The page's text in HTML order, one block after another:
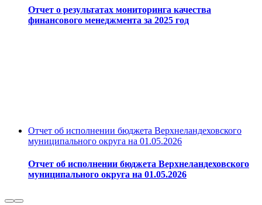
Отчет о результатах мониторинга качества
финансового менеджмента за 2025 год
Отчет об исполнении бюджета Верхнеландеховского
муниципального округа на 01.05.2026
Отчет об исполнении бюджета Верхнеландеховского
муниципального округа на 01.05.2026